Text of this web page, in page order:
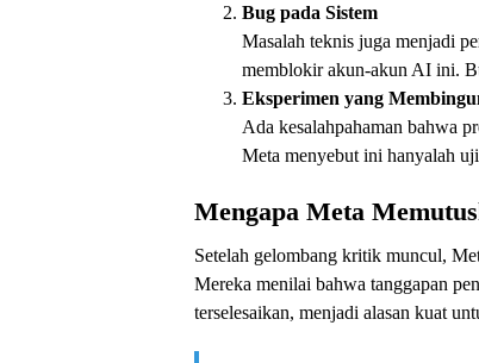
Bug pada Sistem
Masalah teknis juga menjadi
memblokir akun-akun AI ini.
Eksperimen yang
Ada kesalahpahaman bahwa
Meta menyebut ini hanyalah
Mengapa Meta
Setelah gelombang kritik muncul,
Mereka menilai bahwa tanggapan
terselesaikan, menjadi alasan kuat